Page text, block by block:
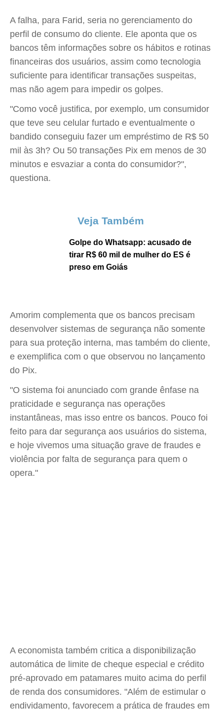
A falha, para Farid, seria no gerenciamento do
perfil de consumo do cliente. Ele aponta que os
bancos têm informações sobre os hábitos e rotinas
financeiras dos usuários, assim como tecnologia
suficiente para identificar transações suspeitas,
mas não agem para impedir os golpes.
"Como você justifica, por exemplo, um consumidor
que teve seu celular furtado e eventualmente o
bandido conseguiu fazer um empréstimo de R$ 50
mil às 3h? Ou 50 transações Pix em menos de 30
minutos e esvaziar a conta do consumidor?",
questiona.
Veja Também
Golpe do Whatsapp: acusado de
tirar R$ 60 mil de mulher do ES é
preso em Goiás
Amorim complementa que os bancos precisam
desenvolver sistemas de segurança não somente
para sua proteção interna, mas também do cliente,
e exemplifica com o que observou no lançamento
do Pix.
"O sistema foi anunciado com grande ênfase na
praticidade e segurança nas operações
instantâneas, mas isso entre os bancos. Pouco foi
feito para dar segurança aos usuários do sistema,
e hoje vivemos uma situação grave de fraudes e
violência por falta de segurança para quem o
opera."
A economista também critica a disponibilização
automática de limite de cheque especial e crédito
pré-aprovado em patamares muito acima do perfil
de renda dos consumidores. "Além de estimular o
endividamento, favorecem a prática de fraudes em